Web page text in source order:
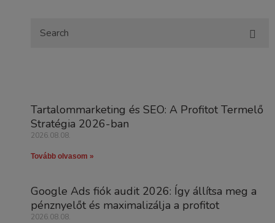
Tartalommarketing és SEO: A Profitot Termelő
Stratégia 2026-ban
2026.08.08.
Tovább olvasom »
Google Ads fiók audit 2026: Így állítsa meg a
pénznyelőt és maximalizálja a profitot
2026.08.08.